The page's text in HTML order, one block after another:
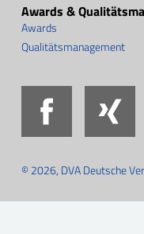
Awards &
Awards
Qualitätsmanagement
© 2026, DVA Deutsche